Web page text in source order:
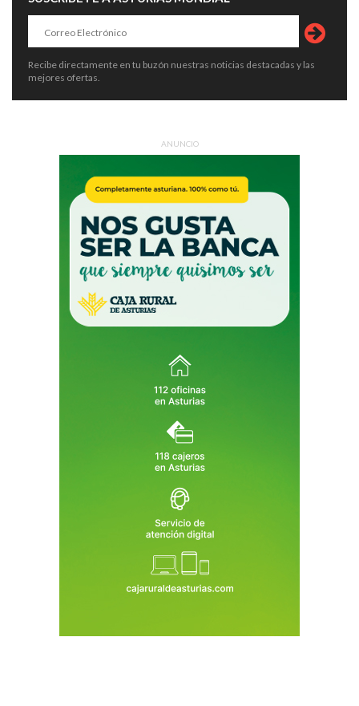
Recibe directamente en tu buzón nuestras noticias destacadas y las
mejores ofertas.
ANUNCIO